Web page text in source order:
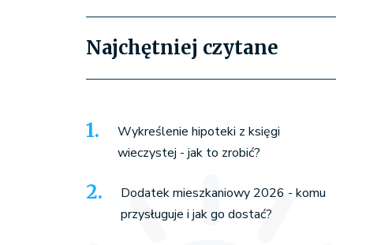
Najchętniej czytane
Wykreślenie hipoteki z księgi
wieczystej - jak to zrobić?
Dodatek mieszkaniowy 2026 - komu
przysługuje i jak go dostać?